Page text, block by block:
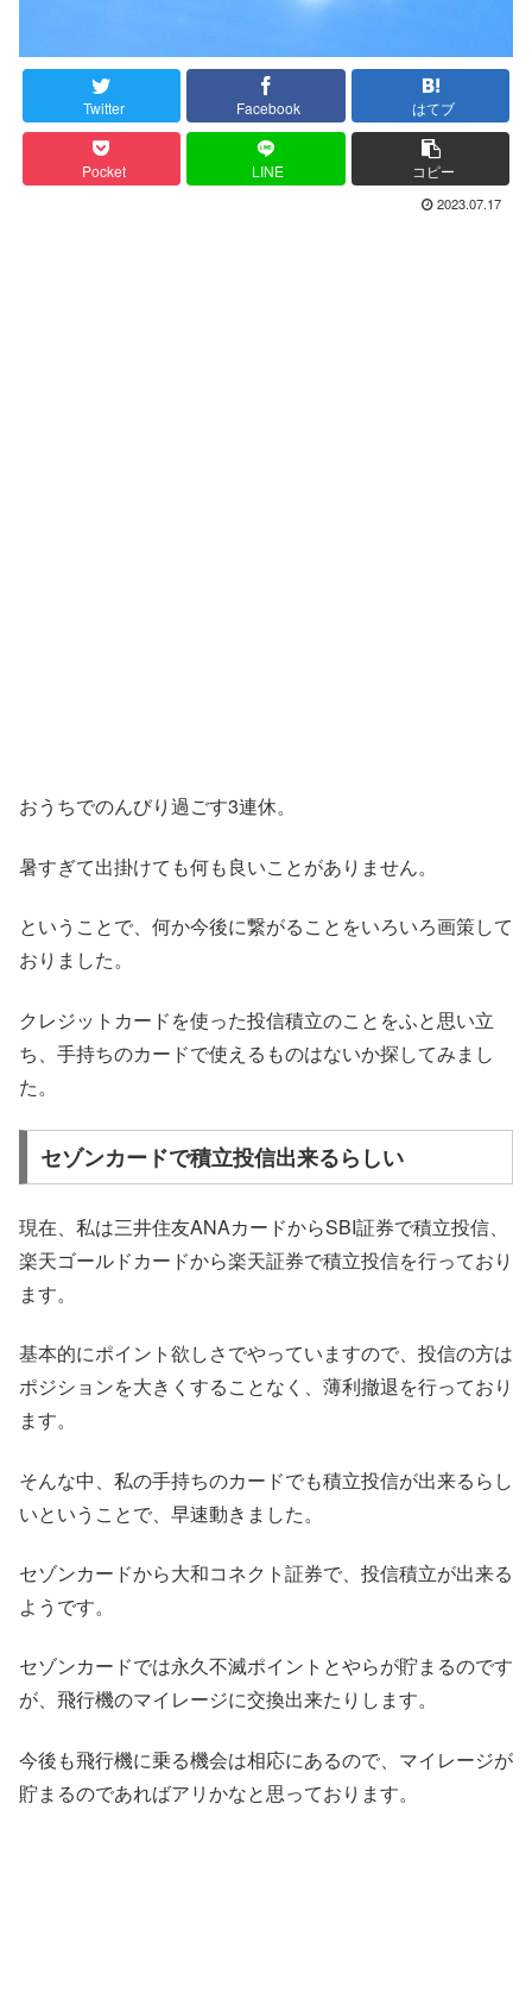
Twitter Facebook はてブ
Pocket LINE コピー
2023.07.17
おうちでのんびり過ごす3連休。
暑すぎて出掛けても何も良いことがありません。
ということで、何か今後に繋がることをいろいろ画策して
おりました。
クレジットカードを使った投信積立のことをふと思い立
ち、手持ちのカードで使えるものはないか探してみまし
た。
セゾンカードで積立投信出来るらしい
現在、私は三井住友ANAカードからSBI証券で積立投信、
楽天ゴールドカードから楽天証券で積立投信を行っており
ます。
基本的にポイント欲しさでやっていますので、投信の方は
ポジションを大きくすることなく、薄利撤退を行っており
ます。
そんな中、私の手持ちのカードでも積立投信が出来るらし
いということで、早速動きました。
セゾンカードから大和コネクト証券で、投信積立が出来る
ようです。
セゾンカードでは永久不滅ポイントとやらが貯まるのです
が、飛行機のマイレージに交換出来たりします。
今後も飛行機に乗る機会は相応にあるので、マイレージが
貯まるのであればアリかなと思っております。